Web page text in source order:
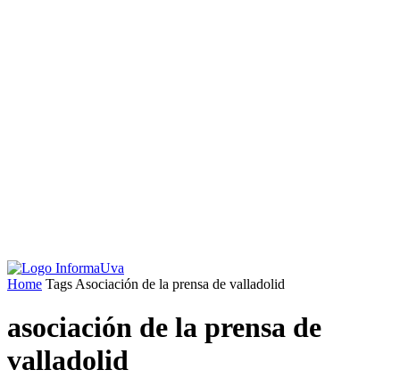
Home Tags Asociación de la prensa de valladolid
asociación de la prensa de
valladolid